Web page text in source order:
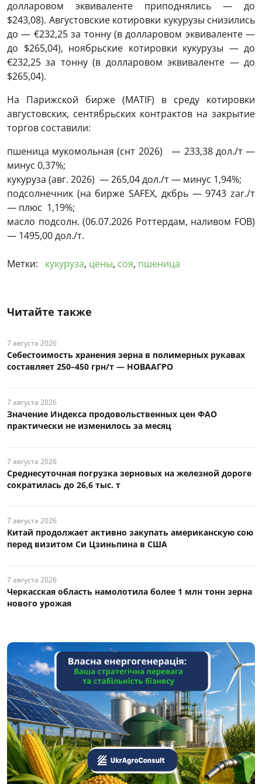
долларовом эквиваленте приподнялись — до
$243,08). Августовские котировки кукурузы снизились
до — €232,25 за тонну (в долларовом эквиваленте —
до $265,04), ноябрьские котировки кукурузы — до
€232,25 за тонну (в долларовом эквиваленте — до
$265,04).
На Парижской бирже (МАTIF) в среду котировки
августовских, сентябрьских контрактов на закрытие
торгов составили:
пшеница мукомольная (снт 2026) — 233,38 дол./т —
минус 0,37%;
кукуруза (авг. 2026) — 265,04 дол./т — минус 1,94%;
подсолнечник (на бирже SAFEX, дкбрь — 9743 zar./т
— плюс 1,19%;
масло подсолн. (06.07.2026 Роттердам, наливом FOB)
— 1495,00 дол./т.
Метки: кукуруза, цены, соя, пшеница
Читайте также
7 августа 2026
Себестоимость хранения зерна в полимерных рукавах
составляет 250–450 грн/т — НОВААГРО
7 августа 2026
Значение Индекса продовольственных цен ФАО
практически не изменилось за месяц
7 августа 2026
Среднесуточная погрузка зерновых на железной дороге
сократилась до 26,6 тыс. т
7 августа 2026
Китай продолжает активно закупать американскую сою
перед визитом Си Цзиньпина в США
7 августа 2026
Черкасская область намолотила более 1 млн тонн зерна
нового урожая